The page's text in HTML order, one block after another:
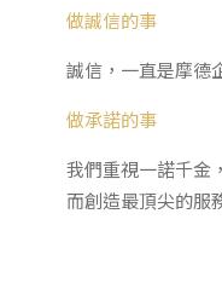
做誠信的事
誠信，一直是摩德
做承諾的事
我們重視一諾千金
而創造最頂尖的服